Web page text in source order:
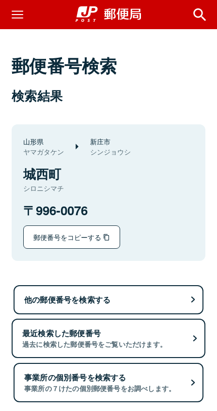
郵便番号検索
検索結果
山形県
ヤマガタケン
新庄市
シンジョウシ
城西町
シロニシマチ
996-0076
郵便番号をコピーする
他の郵便番号を検索する
最近検索した郵便番号
過去に検索した郵便番号をご覧いただけます。
事業所の個別番号を検索する
事業所の７けたの個別郵便番号をお調べします。